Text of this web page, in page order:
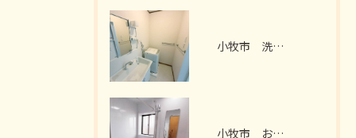
小牧市 洗面脱衣室リフォーム I様邸 2026年7月
小牧市 お風呂リフォーム I様邸 2026年7月